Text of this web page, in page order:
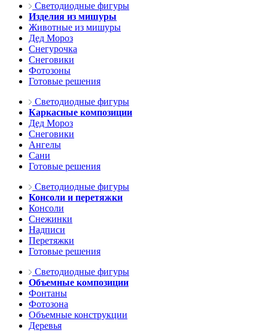
Светодиодные фигуры
Изделия из мишуры
Животные из мишуры
Дед Мороз
Снегурочка
Снеговики
Фотозоны
Готовые решения
Светодиодные фигуры
Каркасные композиции
Дед Мороз
Снеговики
Ангелы
Сани
Готовые решения
Светодиодные фигуры
Консоли и перетяжки
Консоли
Снежинки
Надписи
Перетяжки
Готовые решения
Светодиодные фигуры
Объемные композиции
Фонтаны
Фотозона
Объемные конструкции
Деревья